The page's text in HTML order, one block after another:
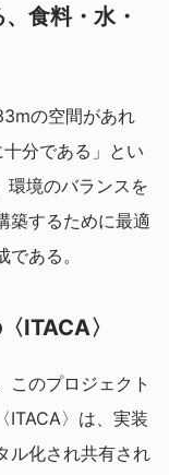
食料・水・
の空間があれ
分である」とい
環境のバランスを
築するために最適
ある。
ITACA〉
このプロジェクト
ITACA〉は、実装
ル化され共有され